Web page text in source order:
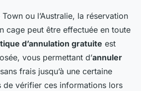
ou l’Australie, la réservation
cage peut être effectuée en toute
d’annulation gratuite est
vous permettant d’annuler
sans frais jusqu’à une certaine
de vérifier ces informations lors